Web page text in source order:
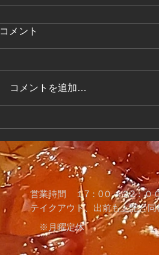
コメント
コメントを追加…
営業時間 １7：0０～２2：０
テイクアウト、出前も上記と
※月曜定休